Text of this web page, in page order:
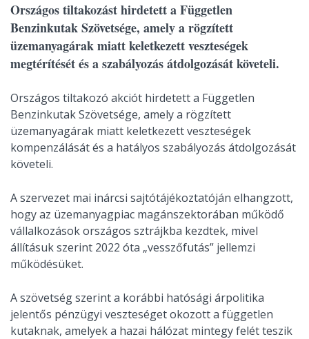
Országos tiltakozást hirdetett a Független
Benzinkutak Szövetsége, amely a rögzített
üzemanyagárak miatt keletkezett veszteségek
megtérítését és a szabályozás átdolgozását követeli.
Országos tiltakozó akciót hirdetett a Független
Benzinkutak Szövetsége, amely a rögzített
üzemanyagárak miatt keletkezett veszteségek
kompenzálását és a hatályos szabályozás átdolgozását
követeli.
A szervezet mai inárcsi sajtótájékoztatóján elhangzott,
hogy az üzemanyagpiac magánszektorában működő
vállalkozások országos sztrájkba kezdtek, mivel
állításuk szerint 2022 óta „vesszőfutás” jellemzi
működésüket.
A szövetség szerint a korábbi hatósági árpolitika
jelentős pénzügyi veszteséget okozott a független
kutaknak, amelyek a hazai hálózat mintegy felét teszik